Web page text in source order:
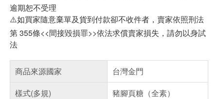
逾期恕不受理
⚠️如買家隨意棄單及貨到付款卻不收件者，賣家依照刑法
第 355條<<間接毀損罪>>依法求償賣家損失，請勿以身試
法
商品來源國家
台灣金門
樣式(多規)
豬腳頁糖（全素）